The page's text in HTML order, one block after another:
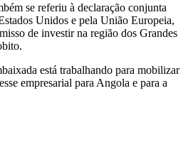
se referiu à declaração conjunta
Unidos e pela União Europeia,
de investir na região dos Grandes
está trabalhando para mobilizar
empresarial para Angola e para a